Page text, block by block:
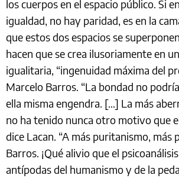
los cuerpos en el espacio público. Si
igualdad, no hay paridad, es en la
que estos dos espacios se
hacen que se crea ilusoriamente en
igualitaria, “ingenuidad máxima del
Marcelo Barros. “La bondad no
ella misma engendra. […] La más
no ha tenido nunca otro motivo que
dice Lacan. “A más puritanismo, más
Barros. ¡Qué alivio que el
antípodas del humanismo y de la